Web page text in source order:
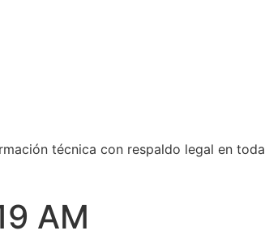
técnica con respaldo legal en toda
AM